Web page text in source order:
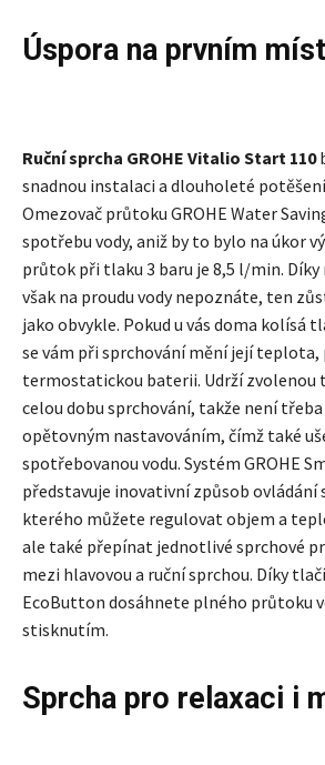
Úspora na prvním
Ruční sprcha GROHE Vitalio Start 110
snadnou instalaci a dlouholeté
Omezovač průtoku GROHE Water
spotřebu vody, aniž by to bylo na úkor
průtok při tlaku 3 baru je 8,5 l/min.
však na proudu vody nepoznáte, ten
jako obvykle. Pokud u vás doma kolísá
se vám při sprchování mění její teplota,
termostatickou baterii. Udrží zvolenou
celou dobu sprchování, takže není
opětovným nastavováním, čímž také
spotřebovanou vodu. Systém GROHE
představuje inovativní způsob ovládání
kterého můžete regulovat objem a
ale také přepínat jednotlivé sprchové
mezi hlavovou a ruční sprchou. Díky
EcoButton dosáhnete plného průtoku
stisknutím.
Sprcha pro relaxaci i